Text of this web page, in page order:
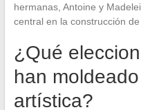
hermanas, Antoine y
central en la construcción de
¿Qué
han
artística?